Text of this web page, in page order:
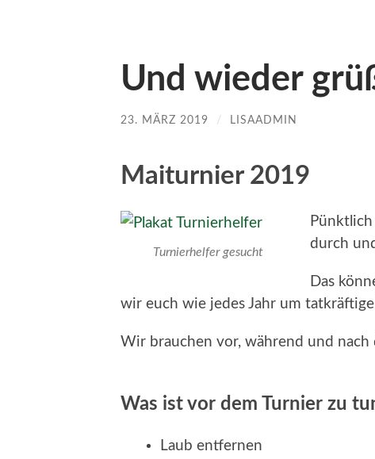
Und wieder
23. MÄRZ 2019 / LISAADMIN
Maiturnier 2019
Turnierhelfer gesucht
durch
Das
wir euch wie jedes Jahr um
Wir brauchen vor, während und nach
Was ist vor dem Turnier zu
Laub entfernen